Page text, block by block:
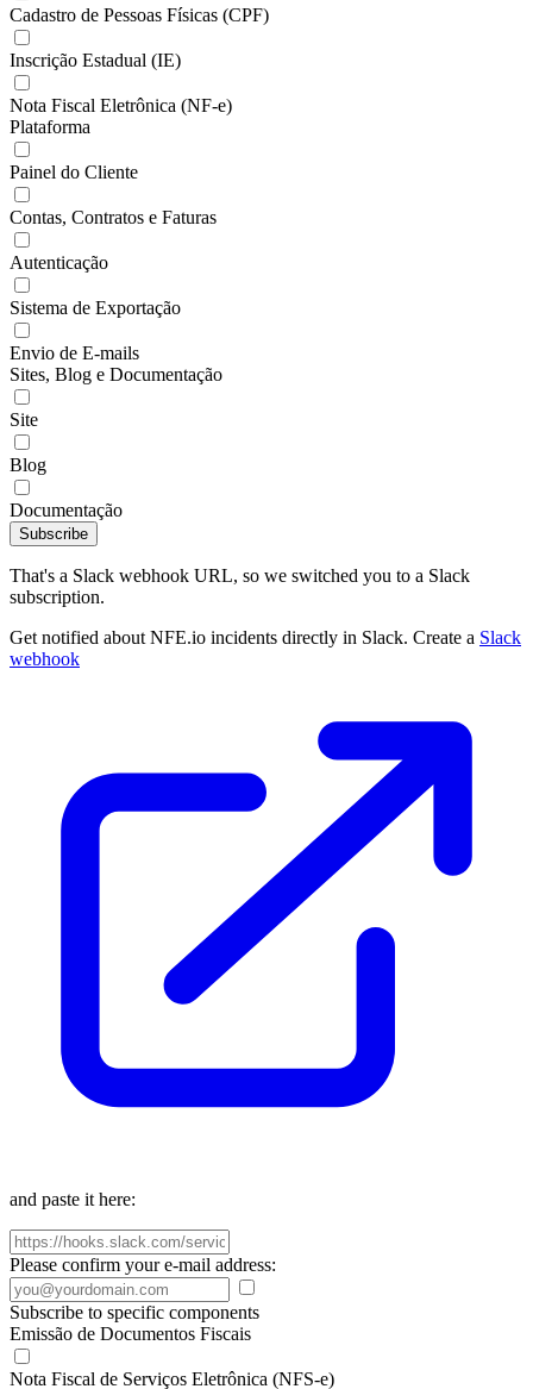
Cadastro de Pessoas Físicas (CPF)
Inscrição Estadual (IE)
Nota Fiscal Eletrônica (NF-e)
Plataforma
Painel do Cliente
Contas, Contratos e Faturas
Autenticação
Sistema de Exportação
Envio de E-mails
Sites, Blog e Documentação
Site
Blog
Documentação
Subscribe
That's a Slack webhook URL, so we switched you to a Slack
subscription.
Get notified about NFE.io incidents directly in Slack. Create a Slack
webhook
and paste it here:
Please confirm your e-mail address:
Subscribe to specific components
Emissão de Documentos Fiscais
Nota Fiscal de Serviços Eletrônica (NFS-e)